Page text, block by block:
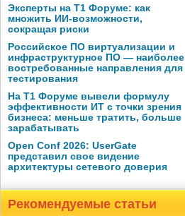
Эксперты на Т1 Форуме: как
множить ИИ-возможности,
сокращая риски
Российское ПО виртуализации и
инфраструктурное ПО — наиболее
востребованные направления для
тестирования
На Т1 Форуме вывели формулу
эффективности ИТ с точки зрения
бизнеса: меньше тратить, больше
зарабатывать
Open Conf 2026: UserGate
представил свое видение
архитектуры сетевого доверия
Рекомендуемые статьи